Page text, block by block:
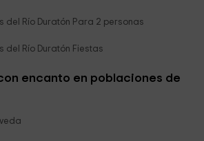
del Río Duratón Para 2 personas
del Río Duratón Fiestas
encanto en poblaciones de